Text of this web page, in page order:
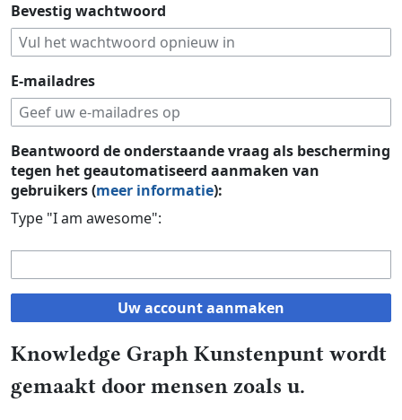
Bevestig wachtwoord
E-mailadres
Beantwoord de onderstaande vraag als bescherming
tegen het geautomatiseerd aanmaken van
gebruikers (meer informatie):
Type "I am awesome":
Uw account aanmaken
Knowledge Graph Kunstenpunt wordt
gemaakt door mensen zoals u.